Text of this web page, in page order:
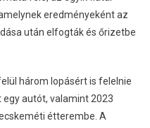
eredményeként az
után elfogták és őrizetbe
három lopásért is felelnie
autót, valamint 2023
étterembe. A